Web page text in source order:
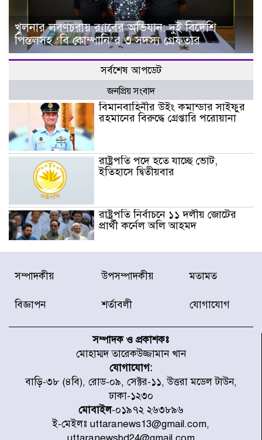
খুলনার লবণচরায় র‍্যাবের অভিযান: দুই বিদেশি
পিস্তলসহ ‘বি কোম্পানি’র ৩ সদস্য গ্রেফতার
সর্বশেষ আপডেট
জনপ্রিয় সংবাদ
বিমানবাহিনীর উইং কমান্ডার সাইফুর
রহমানের বিরুদ্ধে গ্রেপ্তারি পরোয়ানা
রাষ্ট্রপতি পদে হতে যাচ্ছে ভোট,
ইতিহাসে দ্বিতীয়বার
রাষ্ট্রপতি নির্বাচনে ১১ দলীয় জোটের
প্রার্থী কর্নেল অলি আহমদ
ডিএনসিসির সঙ্গে সমন্বয়ে পরিচ্ছন্নতার
নতুন উদ্যোগ নিকুঞ্জ-টানপাড়ায়
উদ্যোগে উত্তরা ১৩ নং সেক্টর-এ
পরিষ্কার-পরিচ্ছন্নতা অভিযান
ডিএমপির অভিযানে ২৪ ঘণ্টায় গ্রেপ্তার
৫০৪, উদ্ধার মাদক-অস্ত্র
সন্দ্বীপের চরে বিপদে পড়া কচ্ছপ উদ্ধার
সম্পাদকীয় উপসম্পাদকীয় মতামত
বিজ্ঞাপন শর্তাবলী যোগাযোগ
সম্পাদক ও প্রকাশকঃ
মোহাম্মদ তারেকউজ্জামান খান
যোগাযোগ:
বাড়ি-৩৮ (৪বি), রোড-০৯, সেক্টর-১১, উত্তরা মডেল টাউন,
ঢাকা-১২৩০
মোবাইল-০১৯৭২ ২৬৩৮৯৬
ই-মেইলঃ uttaranews13@gmail.com,